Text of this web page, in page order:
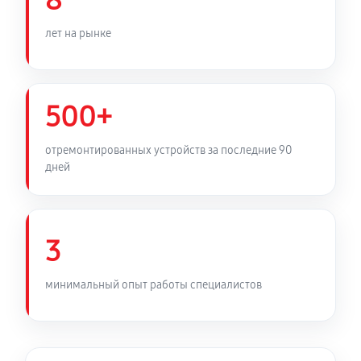
Чистка карбюратора снегоуборщика Ресанта СБ
Замена/Pемонт шнека снегоуборщика Ресанта СБ
4000
Ремонт топливных мембран
лет на рынке
500+
отремонтированных устройств за последние 90
дней
3
минимальный опыт работы специалистов